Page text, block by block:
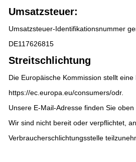
Umsatzsteuer:
Umsatzsteuer-Identifikationsnummer
DE117626815
Streitschlichtung
Die Europäische Kommission stellt
https://ec.europa.eu/consumers/odr.
Unsere E-Mail-Adresse finden Sie oben
Wir sind nicht bereit oder verpflichtet,
Verbraucherschlichtungsstelle